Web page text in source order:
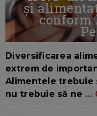
și
conform
Diversificarea
extrem de
Alimentele trebuie
nu trebuie să ne ...